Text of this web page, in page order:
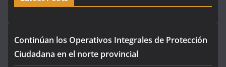
Continúan los Operativos Integrales de Protección
Ciudadana en el norte provincial